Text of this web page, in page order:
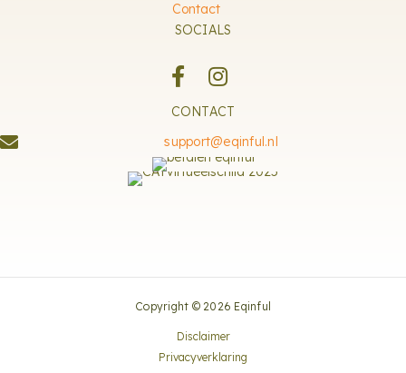
Contact
SOCIALS
CONTACT
support@eqinful.nl
Copyright © 2026 Eqinful
Disclaimer
Privacyverklaring